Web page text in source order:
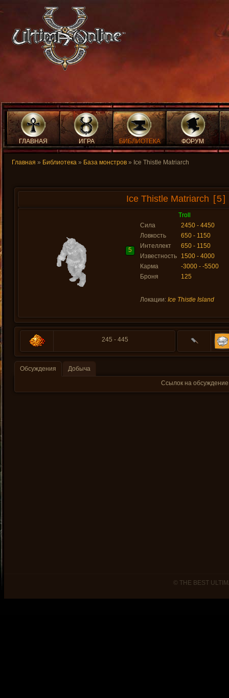
ГЛАВНАЯ ИГРА БИБЛИОТЕКА ФОРУМ
Главная » Библиотека » База монстров » Ice Thistle Matriarch
Ice Thistle Matriarch [5]
5
Troll
Сила
2450 - 4450
Ловкость
650 - 1150
Интеллект
650 - 1150
Известность
1500 - 4000
Карма
-3000 - -5500
Броня
125
Локации: Ice Thistle Island
245 - 445
Обсуждения
Добыча
Ссылок на
© THE BEST